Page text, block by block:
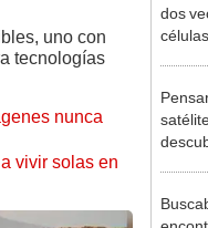
uno con
tecnologías
nunca
vivir solas en
dos